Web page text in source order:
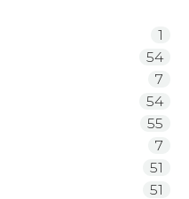
1
54
7
54
55
7
51
51